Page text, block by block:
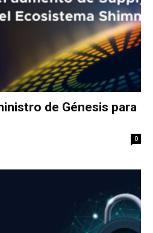
de Génesis para
0